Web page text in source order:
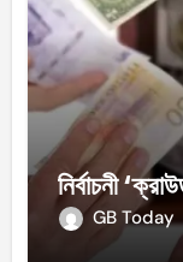
নির্বাচনী
GB Today